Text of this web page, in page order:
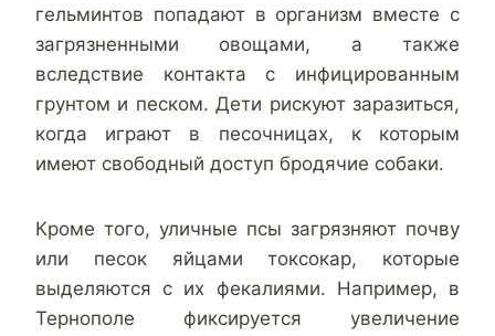
гельминтов попадают в организм вместе с
загрязненными овощами, а также
вследствие контакта с инфицированным
грунтом и песком. Дети рискуют заразиться,
когда играют в песочницах, к которым
имеют свободный доступ бродячие собаки.
Кроме того, уличные псы загрязняют почву
или песок яйцами токсокар, которые
выделяются с их фекалиями. Например, в
Тернополе фиксируется увеличение